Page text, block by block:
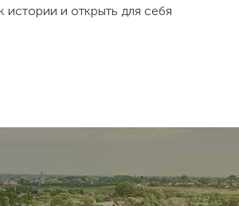
истории и открыть для себя